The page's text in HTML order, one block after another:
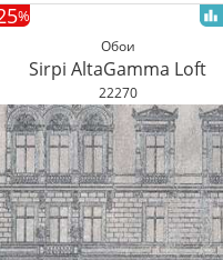
Обои
Sirpi AltaGamma Loft
22270
%